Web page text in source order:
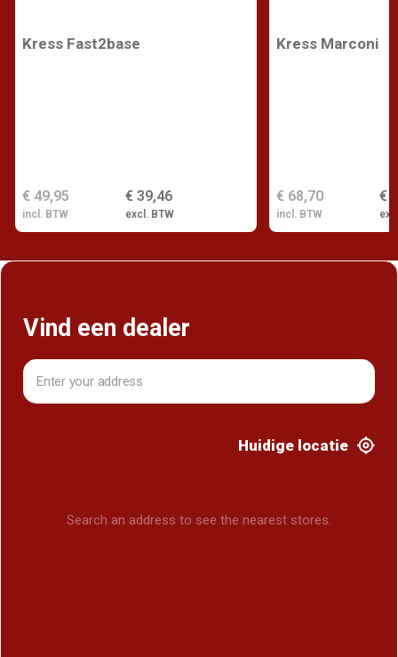
Kress Fast2base
€ 39,46
excl. BTW
€ 49,95
incl. BTW
Kress Marconi
€
€ 68,70
incl. BTW
Vind een dealer
Huidige locatie
Search an address to see the nearest stores.